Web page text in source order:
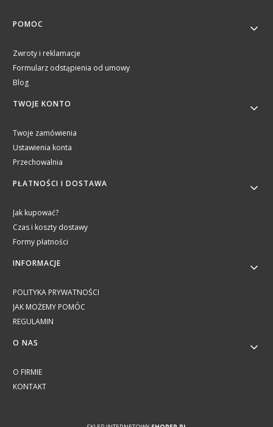
Linki w stopce
POMOC
Zwroty i reklamacje
Formularz odstąpienia od umowy
Blog
TWOJE KONTO
Twoje zamówienia
Ustawienia konta
Przechowalnia
PŁATNOŚCI I DOSTAWA
Jak kupować?
Czas i koszty dostawy
Formy płatności
INFORMACJE
POLITYKA PRYWATNOŚCI
JAK MOŻEMY POMÓC
REGULAMIN
O NAS
O FIRMIE
KONTAKT